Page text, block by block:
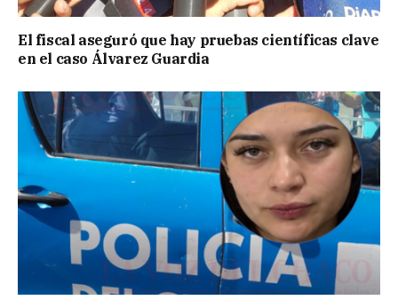
El fiscal aseguró que hay pruebas científicas clave
en el caso Álvarez Guardia